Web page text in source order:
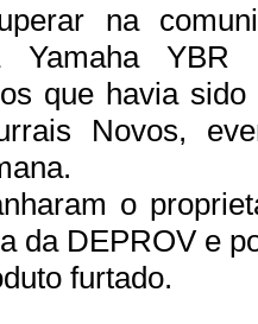
na
Yamaha
que havia
Novos,
o
da DEPROV e
furtado.